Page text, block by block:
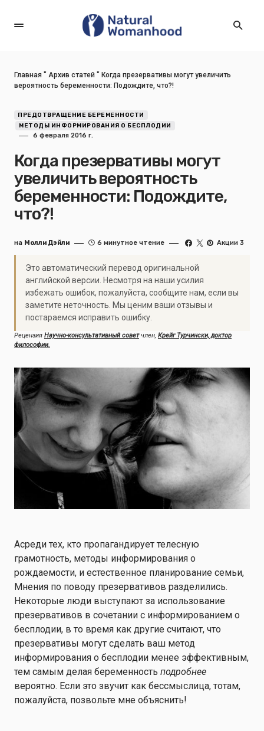
Главная " Архив статей " Когда презервативы могут увеличить
вероятность беременности: Подождите, что?!
ПРЕДОТВРАЩЕНИЕ БЕРЕМЕННОСТИ
МЕТОДЫ ИНФОРМИРОВАНИЯ О БЕСПЛОДИИ
6 февраля 2016 г.
Когда презервативы могут
увеличить вероятность
беременности: Подождите,
что?!
на Молли Дэйли 6 минутное чтение Акции 3
Это автоматический перевод оригинальной
английской версии. Несмотря на наши усилия
избежать ошибок, пожалуйста, сообщите нам, если вы
заметите неточность. Мы ценим ваши отзывы и
постараемся исправить ошибку.
Рецензия Научно-консультативный советчлен, Крейг Турчински, доктор
философии.
Aсреди тех, кто пропагандирует телесную
грамотность, методы информирования о
рождаемости, и естественное планирование семьи,
Мнения по поводу презервативов разделились.
Некоторые люди выступают за использование
презервативов в сочетании с информированием о
бесплодии, в то время как другие считают, что
презервативы могут сделать ваш метод
информирования о бесплодии менее эффективным,
тем самым делая беременность подробнее
вероятно. Если это звучит как бессмыслица, тотам,
пожалуйста, позвольте мне объяснить!